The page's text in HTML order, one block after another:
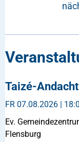
Taizé-Andacht
FR 07.08.2026 |
Ev.
Flensburg